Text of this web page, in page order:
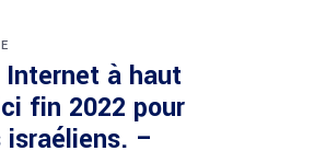
à haut
fin 2022 pour
israéliens. –